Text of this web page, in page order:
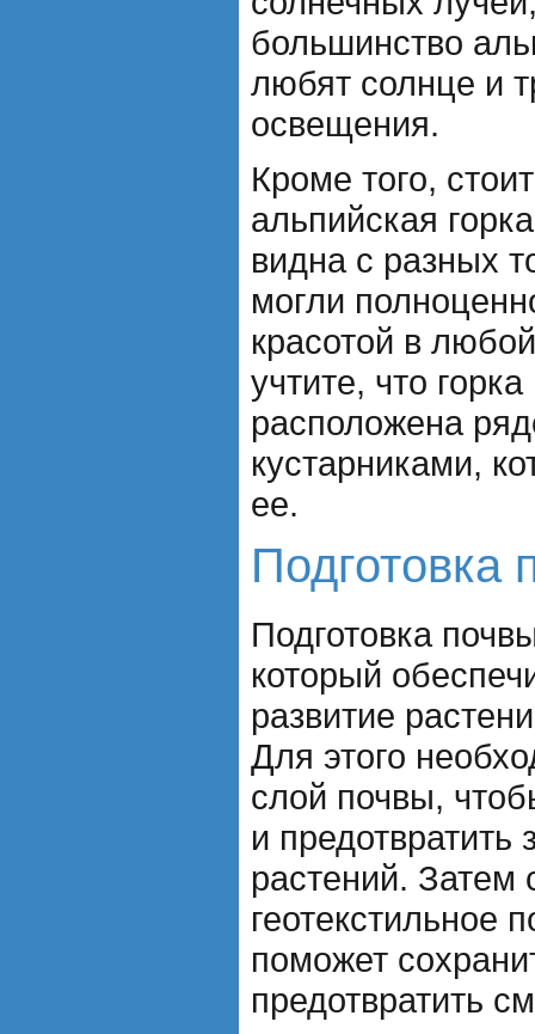
большинство
любят солнце и
освещения.
Кроме того,
альпийская
видна с разных
могли
красотой в
учтите, что
расположена
кустарниками,
ее.
Подготовка
Подготовка
который
развитие
Для этого
слой почвы,
и предотвратить
растений. Затем
геотекстильное
поможет
предотвратить